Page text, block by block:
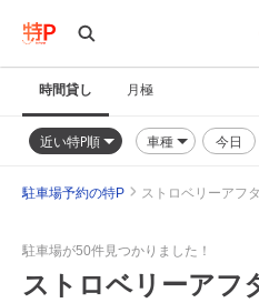
時間貸し 月極
近い特P順 車種 今日
駐車場予約の特P ストロベリーアフ
駐車場が50件見つかりました！
ストロベリーアフ